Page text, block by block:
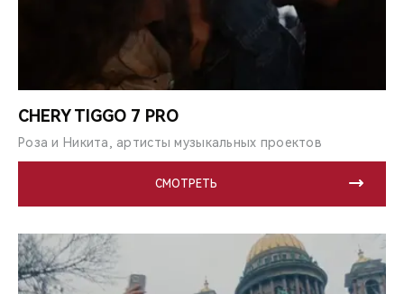
CHERY TIGGO 7 PRO
Роза и Никита, артисты музыкальных проектов
СМОТРЕТЬ